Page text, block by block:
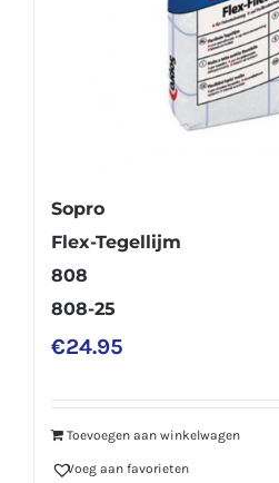
Sopro
Flex-Tegellijm
808
808-25
€24.95
Toevoegen aan winkelwagen
Voeg aan favorieten